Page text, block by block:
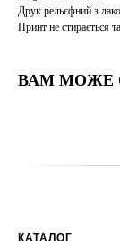
Друк рельєфний з
Принт не стирається
ВАМ МОЖЕ
КАТАЛОГ